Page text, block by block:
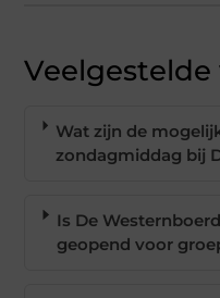
Veelgestelde
Wat zijn de
zondagmiddag bij
Is De
geopend voor